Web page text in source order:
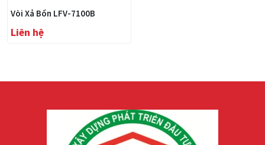
Vòi Xả Bồn LFV-7100B
Liên hệ